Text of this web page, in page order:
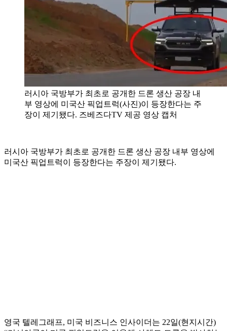
러시아 국방부가 최초로 공개한 드론 생산 공장 내
부 영상에 미국산 픽업트럭(사진)이 등장한다는 주
장이 제기됐다. 즈베즈다TV 제공 영상 캡처
러시아 국방부가 최초로 공개한 드론 생산 공장 내부 영상에
미국산 픽업트럭이 등장한다는 주장이 제기됐다.
영국 텔레그래프, 미국 비즈니스 인사이더는 22일(현지시간)